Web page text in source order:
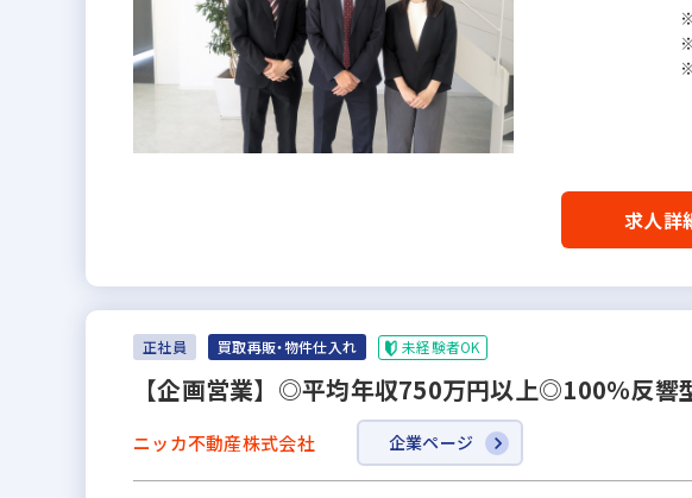
求人詳
正社員 買取再販・物件仕入れ 未経験者OK
【企画営業】◎平均年収750万円以上◎100％反響
ニッカ不動産株式会社 企業ページ